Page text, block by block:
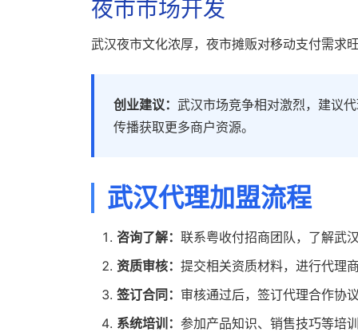
夜市市场开发
武汉夜市文化浓厚，夜市摊贩对移动支付需求
创业建议： 武汉市场竞争相对激烈，建议
传播获取更多商户资源。
武汉代理加盟流程
咨询了解： 联系粤收付招商团队，了解武
资质审核： 提交相关资质材料，进行代理
签订合同： 审核通过后，签订代理合作协
系统培训： 参加产品知识、销售技巧等培